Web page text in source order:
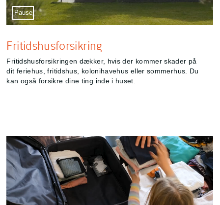
Pause
Sæt video på pause
Fritidshusforsikring
Fritidshusforsikringen dækker, hvis der kommer skader på
dit feriehus, fritidshus, kolonihavehus eller sommerhus. Du
kan også forsikre dine ting inde i huset.